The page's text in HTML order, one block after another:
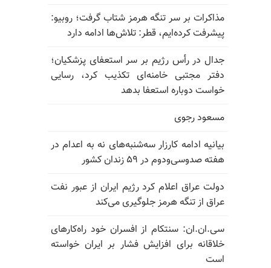
مذاکرات بر سر تنگه هرمز شتاب گرفت؛ روبیو:
پیشرفت کرده‌ایم، قطر: تلاش‌ها ادامه دارد
جدال در رأس رژیم بر سر استعفای پزشکیان؛
دفتر مجتبی خامنه‌ای تکذیب کرد، رسایی
خواست دوباره استعفا بدهد
مسعود رجوی
بیانیه ادامه کارزار سه‌شنبه‌های نه به اعدام در
هفته صدوسی‌و‌دوم در ۵۹ زندان کشور
دولت عراق اعلام کرد رژیم ایران از عبور نفت
عراق از تنگه هرمز جلوگیری می‌کند
سی.ان.ان: سنتکام از افسران خود راه‌کارهای
خلاقانه برای افزایش فشار بر ایران خواسته
است